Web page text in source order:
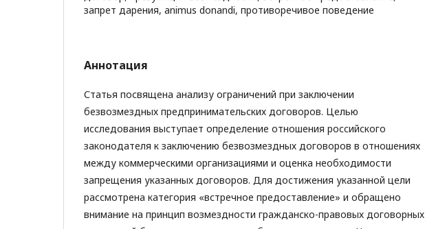
запрет дарения, animus donandi, противоречивое поведение
Аннотация
Статья посвящена анализу ограничений при заключении
безвозмездных предпринимательских договоров. Целью
исследования выступает определение отношения российского
законодателя к заключению безвозмездных договоров в отношениях
между коммерческими организациями и оценка необходимости
запрещения указанных договоров. Для достижения указанной цели
рассмотрена категория «встречное предоставление» и обращено
внимание на принцип возмездности гражданско-правовых договорных